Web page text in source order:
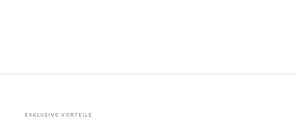
EXKLUSIVE VORTEILE